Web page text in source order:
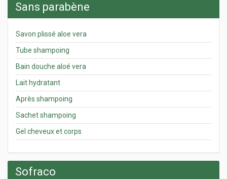
Sans parabène
Savon plissé aloe vera
Tube shampoing
Bain douche aloé vera
Lait hydratant
Après shampoing
Sachet shampoing
Gel cheveux et corps
Sofraco